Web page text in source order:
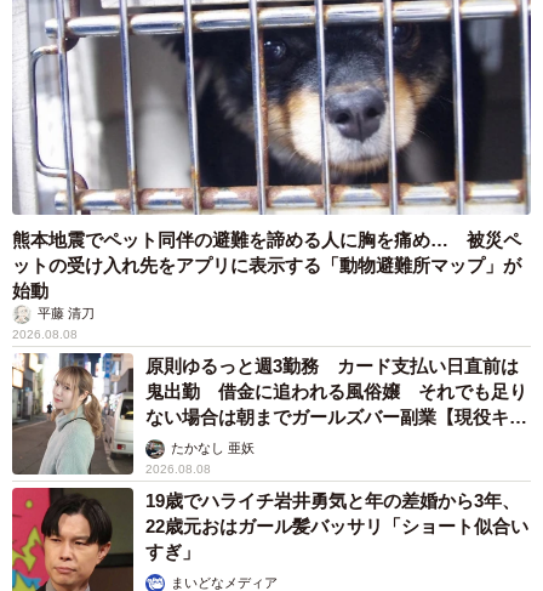
熊本地震でペット同伴の避難を諦める人に胸を痛め… 被災ペ
ットの受け入れ先をアプリに表示する「動物避難所マップ」が
始動
平藤 清刀
2026.08.08
原則ゆるっと週3勤務 カード支払い日直前は
鬼出勤 借金に追われる風俗嬢 それでも足り
ない場合は朝までガールズバー副業【現役キャ
ストに取材】
たかなし 亜妖
2026.08.08
19歳でハライチ岩井勇気と年の差婚から3年、
22歳元おはガール髪バッサリ「ショート似合い
すぎ」
まいどなメディア